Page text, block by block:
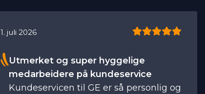
1. juli 2026
5 Stjerner
Utmerket og super hyggelige
medarbeidere på kundeservice
Kundeservicen til GE er så personlig og